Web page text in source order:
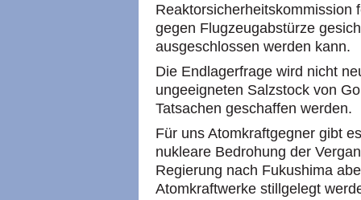
Reaktorsicherheitskommission
gegen Flugzeugabstürze
ausgeschlossen werden kann.
Die Endlagerfrage wird nicht
ungeeigneten Salzstock von
Tatsachen geschaffen werden.
Für uns Atomkraftgegner gibt
nukleare Bedrohung der
Regierung nach Fukushima
Atomkraftwerke stillgelegt